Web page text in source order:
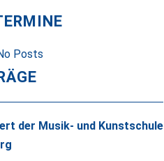
Posts
der Musik- und Kunstschule